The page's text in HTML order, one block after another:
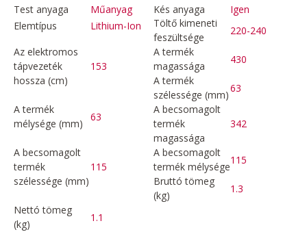
Test anyaga Műanyag Kés anyaga
Igen
Elemtípus
Lithium-Ion
Töltő kimeneti
feszültsége
220-240
Az elektromos
tápvezeték
hossza (cm)
153
A termék
magassága
430
A termék
szélessége (mm)
63
A termék
mélysége (mm)
63
A becsomagolt
termék
magassága
342
A becsomagolt
termék
szélessége (mm)
115
A becsomagolt
termék mélysége
115
Bruttó tömeg
(kg)
1.3
Nettó tömeg
(kg)
1.1